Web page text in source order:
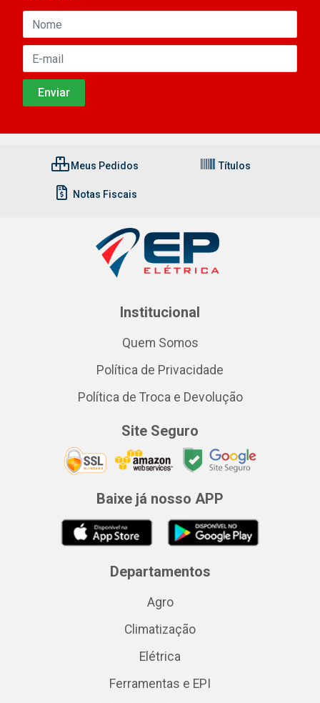
Meus Pedidos Títulos
Notas Fiscais
Institucional
Quem Somos
Política de Privacidade
Política de Troca e Devolução
Site Seguro
Baixe já nosso APP
Departamentos
Agro
Climatização
Elétrica
Ferramentas e EPI